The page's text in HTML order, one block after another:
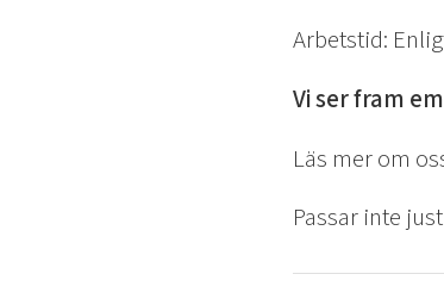
Arbetstid:
Vi ser fram
Läs mer om
Passar inte